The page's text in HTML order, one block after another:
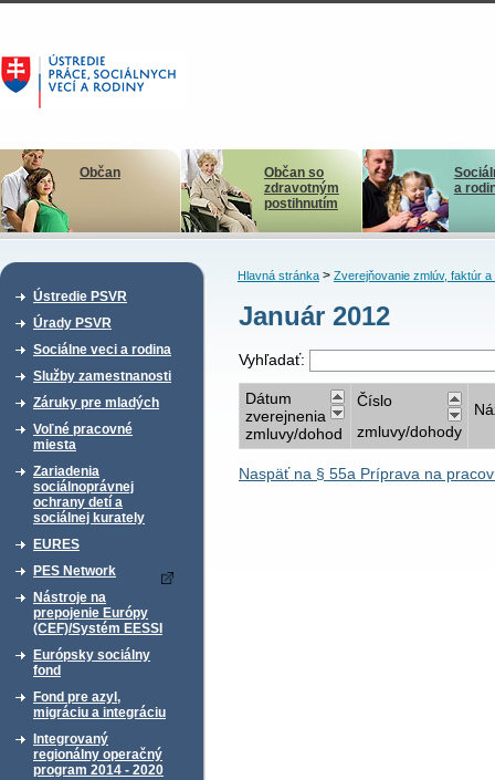
Občan
Občan so
zdravotným
postihnutím
a
Ústredie PSVR
Úrady PSVR
Sociálne veci a rodina
Služby zamestnanosti
Záruky pre mladých
Voľné pracovné
miesta
Zariadenia
sociálnoprávnej
ochrany detí a
sociálnej kurately
EURES
PES Network
Nástroje na
prepojenie Európy
(CEF)/Systém EESSI
Európsky sociálny
fond
Fond pre azyl,
migráciu a integráciu
Integrovaný
regionálny operačný
program 2014 - 2020
Hlavná stránka> Zverejňovanie zmlúv, faktúr a
Január 2012
Vyhľadať:
Dátum
zverejnenia
zmluvy/dohod
Číslo
zmluvy/dohody
Naspäť na § 55a Príprava na